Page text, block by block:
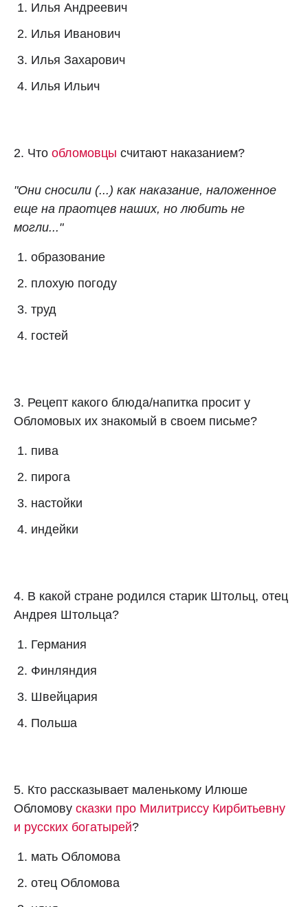
Илья Андреевич
Илья Иванович
Илья Захарович
Илья Ильич
2. Что обломовцы считают наказанием?
"Они сносили (...) как наказание, наложенное
еще на праотцев наших, но любить не
могли..."
образование
плохую погоду
труд
гостей
3. Рецепт какого блюда/напитка просит у
Обломовых их знакомый в своем письме?
пива
пирога
настойки
индейки
4. В какой стране родился старик Штольц, отец
Андрея Штольца?
Германия
Финляндия
Швейцария
Польша
5. Кто рассказывает маленькому Илюше
Обломову сказки про Милитриссу Кирбитьевну
и русских богатырей?
мать Обломова
отец Обломова